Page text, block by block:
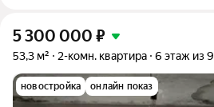
5 300 000 ₽
53,3 м² 2-комн. квартира 6 этаж из 9
новостройка онлайн показ